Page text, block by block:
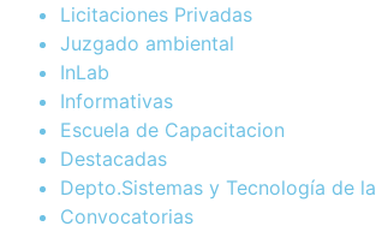
Licitaciones Privadas
Juzgado ambiental
InLab
Informativas
Escuela de Capacitacion
Destacadas
Depto.Sistemas y Tecnología de
Convocatorias